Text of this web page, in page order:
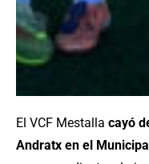
El VCF Mestalla cayó
Andratx en el